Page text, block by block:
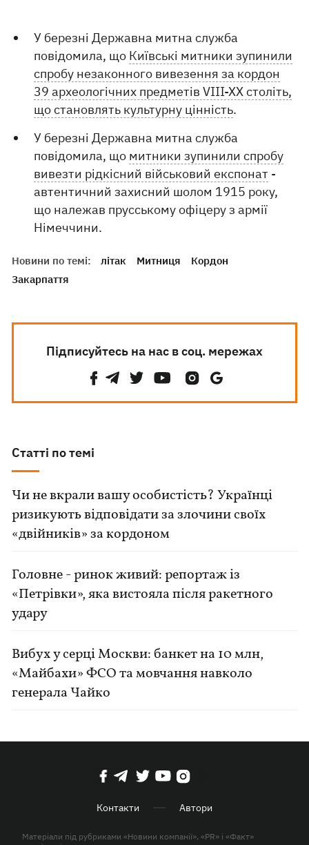
У березні Державна митна служба
повідомила, що Київські митники зупинили
спробу незаконного вивезення за кордон
39 археологічних предметів VIII-XX століть,
що становлять культурну цінність.
У березні Державна митна служба
повідомила, що митники зупинили спробу
вивезти рідкісний військовий експонат -
автентичний захисний шолом 1915 року,
що належав прусському офіцеру з армії
Німеччини.
Новини по темі: літак Митниця
Кордон
Закарпаття
Підписуйтесь на нас в соц. мережах
Статті по темі
Чи не вкрали вашу особистість? Українці
ризикують відповідати за злочини своїх
«двійників» за кордоном
Головне - ринок живий: репортаж із
«Петрівки», яка вистояла після ракетного
удару
Вибух у серці Москви: банкет на 10 млн,
«Майбахи» ФСО та мовчання навколо
генерала Чайко
Контакти Автори
Матеріали під рубриками «Новини компанії», «PR» і «Факт»